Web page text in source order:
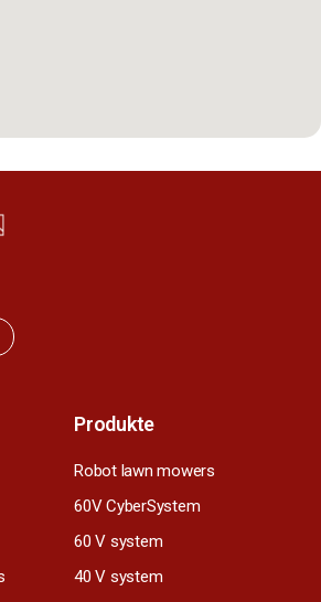
Produkte
Robot lawn mowers
60V CyberSystem
60 V system
40 V system